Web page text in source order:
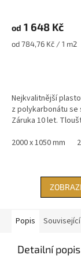
od 1 648 Kč
Měrná
od 784,76 Kč / 1 m2
Nejkvalitnější
z polykarbonátu
Záruka 10 let.
2000 x 1050 mm
Popis
Detailní